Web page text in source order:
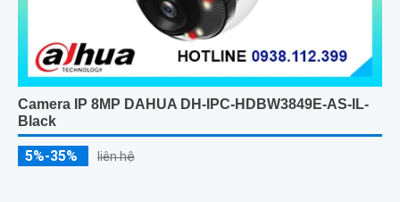
Camera IP 8MP DAHUA DH-IPC-HDBW3849E-AS-IL-
Black
5%-35% liên hệ